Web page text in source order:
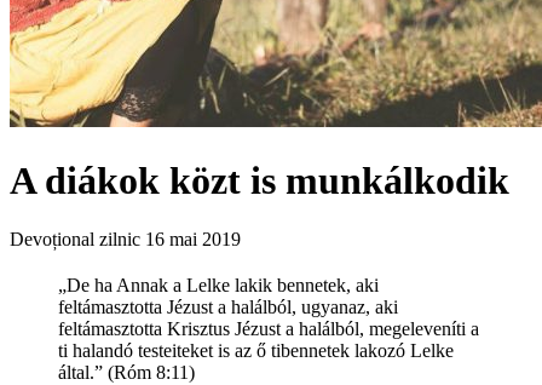
A diákok közt is munkálkodik
Devoțional zilnic 16 mai 2019
„De ha Annak a Lelke lakik bennetek, aki
feltámasztotta Jézust a halálból, ugyanaz, aki
feltámasztotta Krisztus Jézust a halálból, megeleveníti a
ti halandó testeiteket is az ő tibennetek lakozó Lelke
által.” (Róm 8:11)